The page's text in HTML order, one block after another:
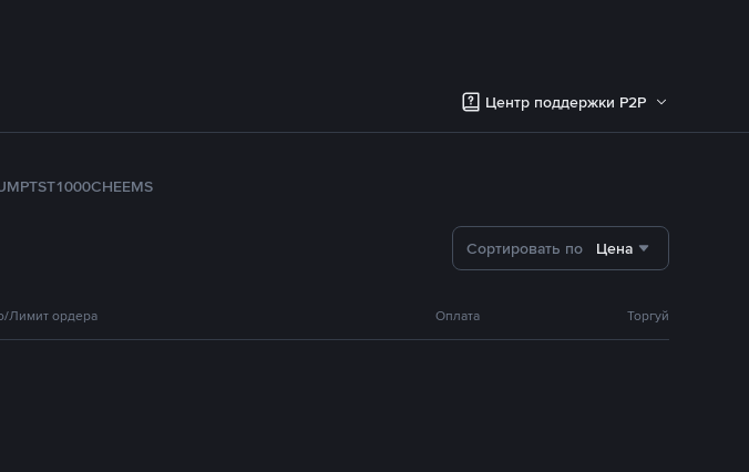
Центр поддержки P2P
TST1000CHEEMS
Сортировать по Цена
Лимит ордера Оплата Торгуй